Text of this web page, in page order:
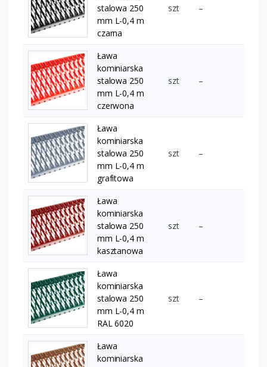
stalowa 250
mm L-0,4 m
czarna
szt –
Ława
kominiarska
stalowa 250
mm L-0,4 m
czerwona
szt –
Ława
kominiarska
stalowa 250
mm L-0,4 m
grafitowa
szt –
Ława
kominiarska
stalowa 250
mm L-0,4 m
kasztanowa
szt –
Ława
kominiarska
stalowa 250
mm L-0,4 m
RAL 6020
szt –
Ława
kominiarska